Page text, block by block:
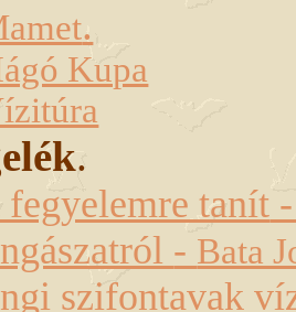
.
Kupa
.
fegyelemre tanít
- Bata
szifontavak